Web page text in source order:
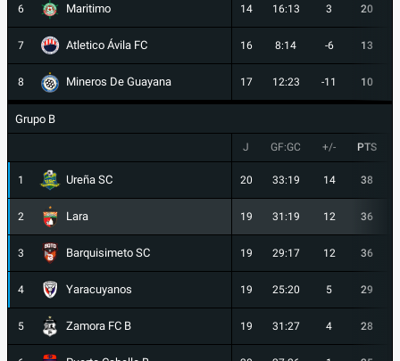
6 Maritimo 14 16:13 3 20
7 Atletico Ávila FC 16 8:14 -6 13
8 Mineros De Guayana 17 12:23 -11 10
Grupo B
J GF:GC +/- PTS
1 Ureña SC 20 33:19 14 38
2 Lara 19 31:19 12 36
3 Barquisimeto SC 19 29:17 12 36
4 Yaracuyanos 19 25:20 5 29
5 Zamora FC B 19 31:27 4 28